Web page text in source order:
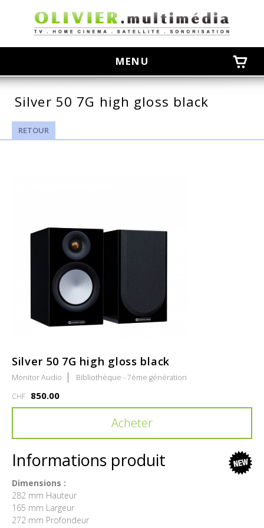
MENU
Silver 50 7G high gloss black
RETOUR
Silver 50 7G high gloss black
Monitor Audio
Bibliothèque - 7ème génération
CHF 850.00
Acheter
new
Informations produit
Dimensions :
282 mm Hauteur
165 mm Largeur
272 mm Profondeur